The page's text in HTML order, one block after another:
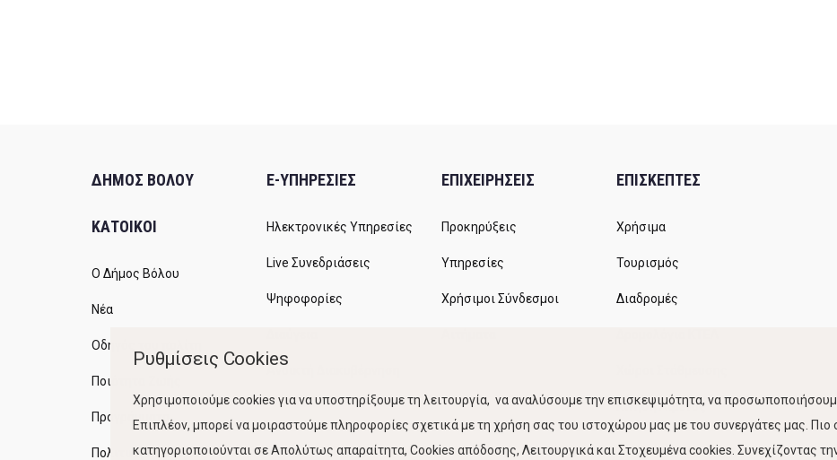
ΔΗΜΟΣ ΒΟΛΟΥ
ΚΑΤΟΙΚΟΙ
Ο Δήμος Βόλου
Νέα
Οδηγός του πολίτη
Ποιότητα Ζωής
Προγράμματα
Πολιτική Ποιότητας
E-ΥΠΗΡΕΣΙΕΣ
Ηλεκτρονικές Υπηρεσίες
Live Συνεδριάσεις
Ψηφοφορίες
ΕΠΙΧΕΙΡΗΣΕΙΣ
Προκηρύξεις
Υπηρεσίες
Χρήσιμοι Σύνδεσμοι
ΕΠΙΣΚΕΠΤΕΣ
Χρήσιμα
Τουρισμός
Διαδρομές
Κίνηση Λιμένος
Ρυθμίσεις Cookies
Χρησιμοποιούμε cookies για να υποστηρίξουμε τη λειτουργία, να αναλύσουμε την επισκεψιμότητα, να
Επιπλέον, μπορεί να μοιραστούμε πληροφορίες σχετικά με τη χρήση σας του ιστοχώρου μας με του συνεργάτες μας. Πιο
κατηγοριοποιούνται σε Απολύτως απαραίτητα, Cookies απόδοσης, Λειτουργικά και Στοχευμένα cookies. Συνεχίζοντας